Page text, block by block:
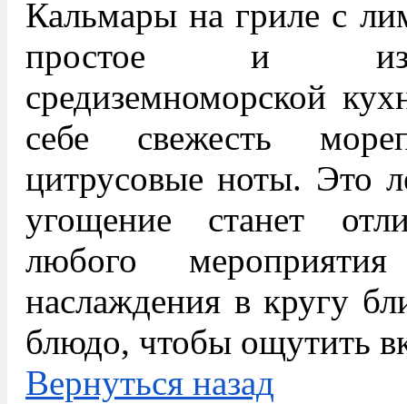
Кальмары на гриле с
простое и
средиземноморской
себе свежесть
цитрусовые ноты. Это
угощение станет
любого
наслаждения в кругу
блюдо, чтобы ощутить
Вернуться назад